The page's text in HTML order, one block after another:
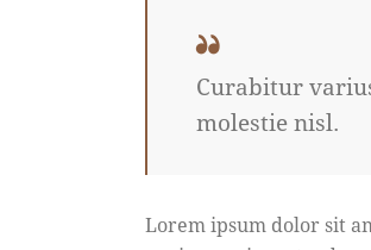
Curabitur
molestie nisl.
Lorem ipsum dolor sit